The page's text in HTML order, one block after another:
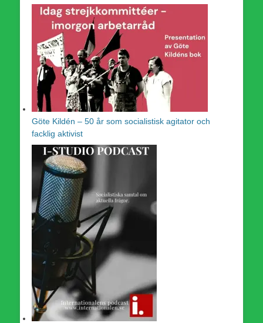
Göte Kildén – 50 år som socialistisk agitator och
facklig aktivist